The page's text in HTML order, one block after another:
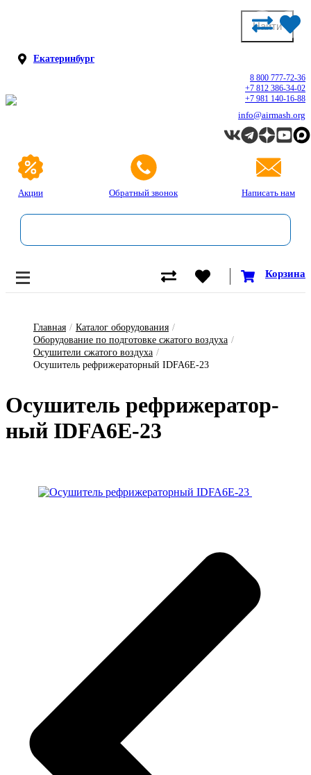
Екатеринбург
Акции Обратный звонок Написать нам
8 800 777-72-36
+7 812 386-34-02
+7 981 140-16-88
info@airmash.org
Корзина
Главная / Каталог оборудования /
Оборудование по подготовке сжатого воздуха /
Осушители сжатого воздуха /
Осушитель рефрижераторный IDFA6E-23
О­су­ши­тель реф­ри­же­ра­тор­
ный IDFA6E-23